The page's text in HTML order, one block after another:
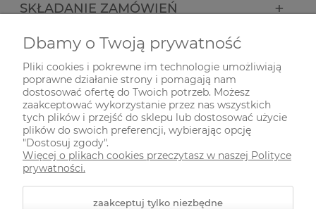
SKŁADANIE ZAMÓWIEŃ
INFORMACJE
ODWIEDŹ NAS NA
Dbamy o Twoją prywatność
Pliki cookies i pokrewne im technologie umożliwiają
poprawne działanie strony i pomagają nam
dostosować ofertę do Twoich potrzeb. Możesz
zaakceptować wykorzystanie przez nas wszystkich
tych plików i przejść do sklepu lub dostosować użycie
plików do swoich preferencji, wybierając opcję
"Dostosuj zgody".
Więcej o plikach cookies przeczytasz w naszej Polityce
prywatności.
zaakceptuj tylko niezbędne